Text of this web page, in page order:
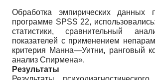
Обработка эмпирических данных
программе SPSS 22,
статистики, сравнительный
показателей с применением
критерия Манна—Уитни, ранговый
анализ Спирмена».
Результаты